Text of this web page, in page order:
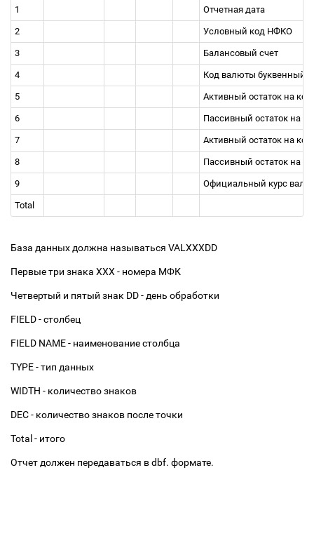
1 Отчетная дата
2 Условный код НФКО
3 Балансовый счет
4 Код валюты буквенный
5 Активный остаток на
6 Пассивный остаток на
7 Активный остаток на
8 Пассивный остаток на
9 Официальный курс
Total
База данных должна называться VALХХXDD
Первые три знака ХХX - номера МФК
Четвертый и пятый знак DD - день обработки
FIELD - столбец
FIELD NAME - наименование столбца
TYPE - тип данных
WIDTH - количество знаков
DEC - количество знаков после точки
Total - итого
Отчет должен передаваться в dbf. формате.